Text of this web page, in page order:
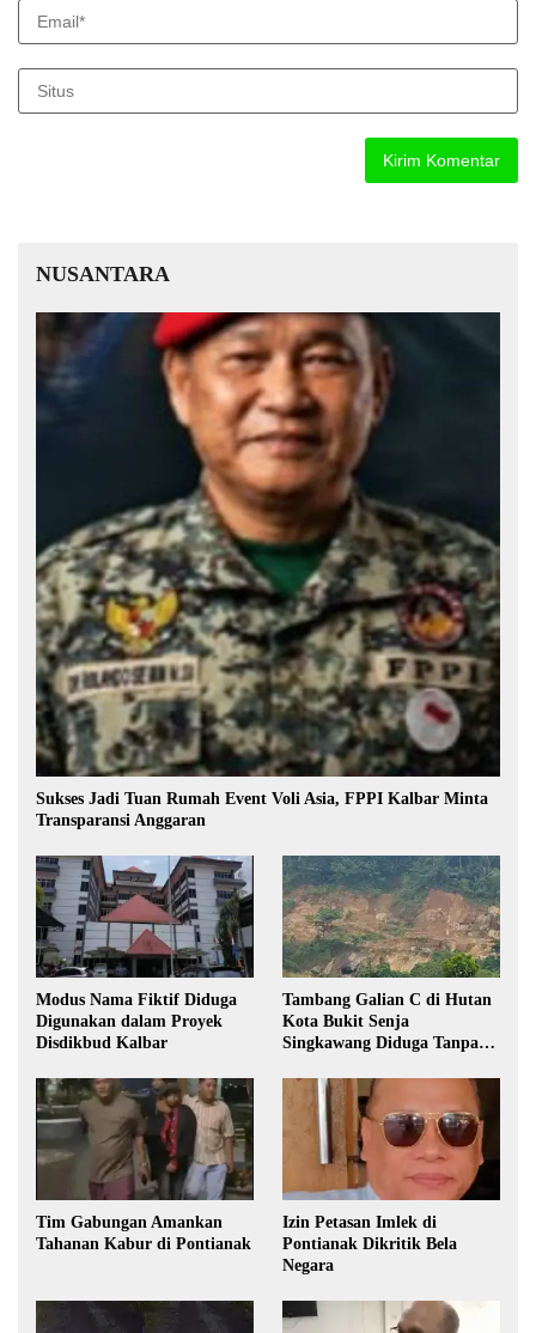
NUSANTARA
Sukses Jadi Tuan Rumah Event Voli Asia, FPPI Kalbar Minta
Transparansi Anggaran
Modus Nama Fiktif Diduga
Digunakan dalam Proyek
Disdikbud Kalbar
Tambang Galian C di Hutan
Kota Bukit Senja
Singkawang Diduga Tanpa
Tim Gabungan Amankan
Tahanan Kabur di Pontianak
Izin Petasan Imlek di
Pontianak Dikritik Bela
Negara